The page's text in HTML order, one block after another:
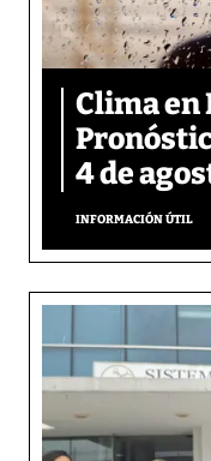
Clima en
4 de
INFORMACIÓN ÚTIL